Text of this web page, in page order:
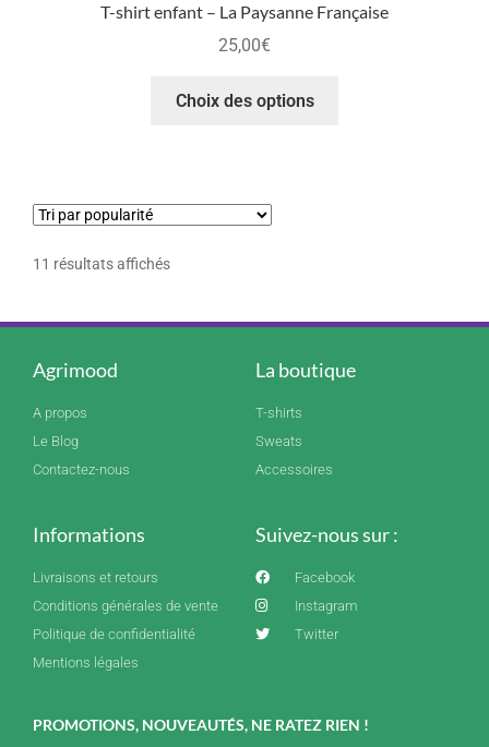
T-shirt enfant – La Paysanne Française
25,00€
Choix des options
11 résultats affichés
Agrimood
A propos
Le Blog
Contactez-nous
La boutique
T-shirts
Sweats
Accessoires
Informations
Livraisons et retours
Conditions générales de vente
Politique de confidentialité
Mentions légales
Suivez-nous sur :
Facebook
Instagram
Twitter
PROMOTIONS, NOUVEAUTÉS, NE RATEZ RIEN !